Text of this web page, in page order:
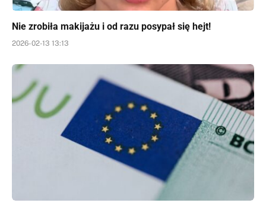
Nie zrobiła makijażu i od razu posypał się hejt!
2026-02-13 13:13